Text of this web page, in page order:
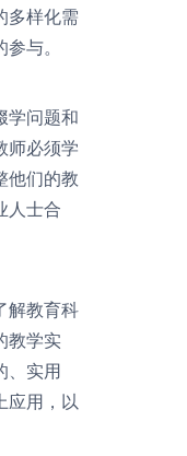
多样化需
与。
学问题和
师必须学
他们的教
人士合
解教育科
教学实
、实用
应用，以